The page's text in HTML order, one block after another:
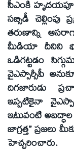
సీఎంకి
సబ్సిడీ
తరుణాన్ని
మీడియా దీనిని
ఒడిగట్టడం
వైఎస్సార్సీపీ
దిగజారుడు
ఇప్పటికైనా
ఇటువంటి
జాగ్రత్త”
హెచ్చరించారు.